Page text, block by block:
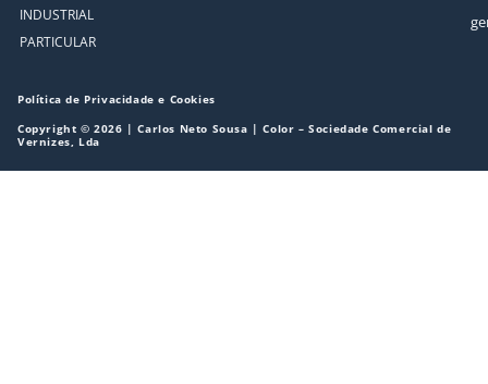
INDUSTRIAL
PARTICULAR
Política de Privacidade e Cookies
Copyright © 2026 | Carlos Neto Sousa | Color – Sociedade Comercial de
Vernizes, Lda